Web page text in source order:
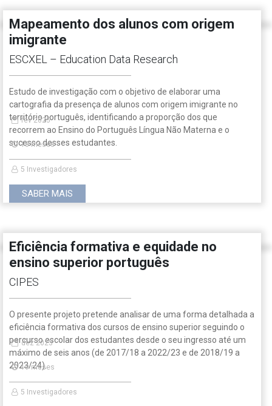
Mapeamento dos alunos com origem
imigrante
ESCXEL – Education Data Research
Estudo de investigação com o objetivo de elaborar uma
cartografia da presença de alunos com origem imigrante no
território português, identificando a proporção dos que
recorrem ao Ensino do Português Língua Não Materna e o
sucesso desses estudantes.
fev 2025
18 meses
5 Investigadores
SABER MAIS
Eficiência formativa e equidade no
ensino superior português
CIPES
O presente projeto pretende analisar de uma forma detalhada a
eficiência formativa dos cursos de ensino superior seguindo o
percurso escolar dos estudantes desde o seu ingresso até um
máximo de seis anos (de 2017/18 a 2022/23 e de 2018/19 a
2023/24).
dez 2023
19 meses
5 Investigadores